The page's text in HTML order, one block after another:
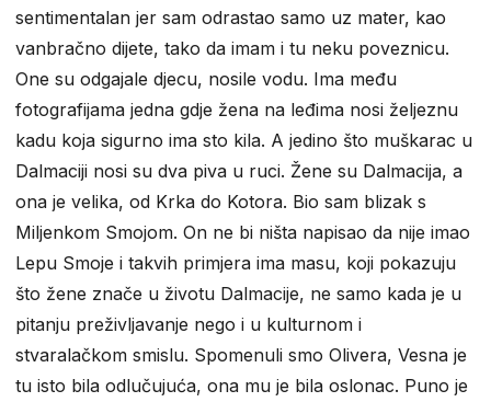
sentimentalan jer sam odrastao samo uz mater, kao
vanbračno dijete, tako da imam i tu neku poveznicu.
One su odgajale djecu, nosile vodu. Ima među
fotografijama jedna gdje žena na leđima nosi željeznu
kadu koja sigurno ima sto kila. A jedino što muškarac u
Dalmaciji nosi su dva piva u ruci. Žene su Dalmacija, a
ona je velika, od Krka do Kotora. Bio sam blizak s
Miljenkom Smojom. On ne bi ništa napisao da nije imao
Lepu Smoje i takvih primjera ima masu, koji pokazuju
što žene znače u životu Dalmacije, ne samo kada je u
pitanju preživljavanje nego i u kulturnom i
stvaralačkom smislu. Spomenuli smo Olivera, Vesna je
tu isto bila odlučujuća, ona mu je bila oslonac. Puno je